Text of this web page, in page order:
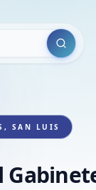
Buscar
SAN LUIS